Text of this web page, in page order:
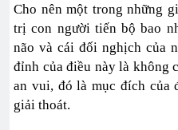
Cho nên một trong những
trị con người tiến bộ bao
não và cái đối nghịch của
đỉnh của điều này là không
an vui, đó là mục đích của
giải thoát.